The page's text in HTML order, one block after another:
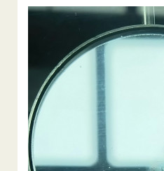
【プロ使用】フッ素系ガラストリート
当店の良心
欧州車モールの白サビやシミを落とす！
飛び石ひび割れでヒビ先が伸びた場合は